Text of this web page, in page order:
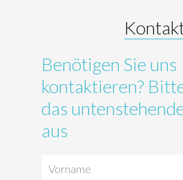
Benötigen Sie uns
kontaktieren?
das
aus